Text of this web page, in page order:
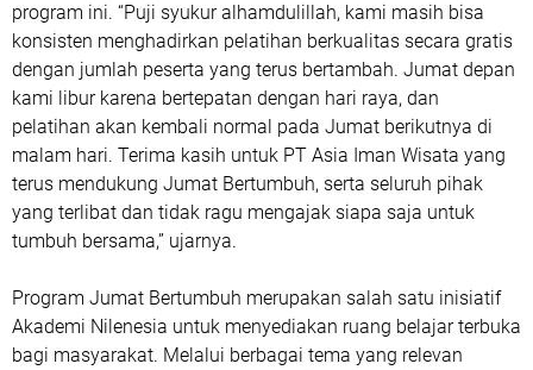
program ini. “Puji syukur alhamdulillah, kami masih bisa
konsisten menghadirkan pelatihan berkualitas secara gratis
dengan jumlah peserta yang terus bertambah. Jumat depan
kami libur karena bertepatan dengan hari raya, dan
pelatihan akan kembali normal pada Jumat berikutnya di
malam hari. Terima kasih untuk PT Asia Iman Wisata yang
terus mendukung Jumat Bertumbuh, serta seluruh pihak
yang terlibat dan tidak ragu mengajak siapa saja untuk
tumbuh bersama,” ujarnya.
Program Jumat Bertumbuh merupakan salah satu inisiatif
Akademi Nilenesia untuk menyediakan ruang belajar terbuka
bagi masyarakat. Melalui berbagai tema yang relevan